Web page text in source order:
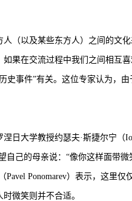
以及某些东方人）之间的文化
果在交流过程中我们之间相互喜
事件”有关。这位专家认为，由
大学教授约瑟夫·斯捷尔宁（
自己的母亲说：“像你这样面带
Ponomarev）表示，这里仅
微笑则并不合适。